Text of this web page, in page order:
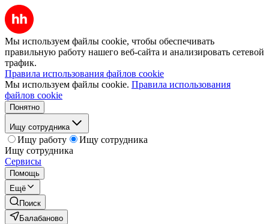
Мы используем файлы cookie, чтобы обеспечивать
правильную работу нашего веб-сайта и анализировать сетевой
трафик.
Правила использования файлов cookie
Мы используем файлы cookie. Правила использования
файлов cookie
Понятно
Ищу сотрудника
Ищу работу
Ищу сотрудника
Ищу сотрудника
Сервисы
Помощь
Ещё
Поиск
Балабаново